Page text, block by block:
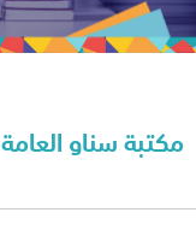
مكتبة سناو العامة